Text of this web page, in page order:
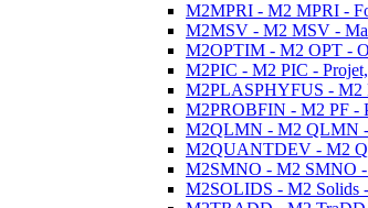
M2MPRI - M2 MPRI -
M2MSV - M2 MSV -
M2OPTIM - M2 OPT -
M2PIC - M2 PIC -
M2PLASPHYFUS - M2
M2PROBFIN - M2 PF -
M2QLMN - M2 QLMN -
M2QUANTDEV - M2
M2SMNO - M2 SMNO -
M2SOLIDS - M2 Solids